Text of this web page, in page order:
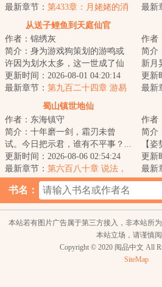
渡清宵。...
最新章节： 第433章：月姥姥的消
的手
最新
从送子鲤鱼到天庭仙官
作者：锦绣灰
简介：身为游戏狗策划的游鸣或
许因为划水太多，这一世成了仙
侠世界的一条鲤鱼。但他发现，
前世游戏里的作...
更新时间：2026-08-01 04:20:14
最新章节： 第九百二十四章 游易
立道（4k）
作者
简介
新月
强者
死战
更新
最新
蜀山镇世地仙
作者：东海镇守
简介：十年磨一剑，霜刃未曾
试。今日把示君，谁有不平事？...
更新时间：2026-08-06 02:54:24
最新章节： 第六百八十章 说法，
花开，龙现，道明（7.1K字奉
上，求月票支持~）
作者
简介
【
初是
尊、
更新
最新
书名：
本站若有图片广告属于第三方接入，非本站所
本站立场，请谨慎阅
Copyright © 2020 阅品中文 All
SiteMap